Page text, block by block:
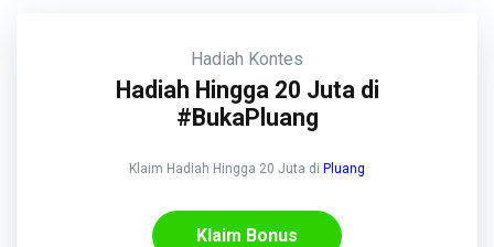
Hadiah Kontes
Hadiah Hingga 20 Juta di
#BukaPluang
Klaim Hadiah Hingga 20 Juta di Pluang
Klaim Bonus